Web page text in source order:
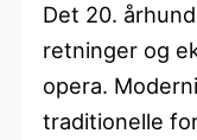
Det 20.
retninger og
opera.
traditionelle